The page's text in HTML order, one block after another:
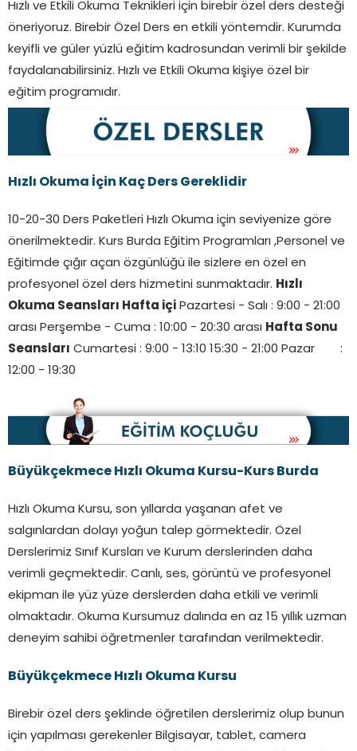
Fakat bu akşamın sakinliği, onu yaşayanların
kalbinde uzun süre silinmeyecek bir iz
bırakacaktı.
Hızlı ve Etkili Okuma Teknikleri için birebir özel ders desteği
öneriyoruz. Birebir Özel Ders en etkili yöntemdir. Kurumda
keyifli ve güler yüzlü eğitim kadrosundan verimli bir şekilde
faydalanabilirsiniz. Hızlı ve Etkili Okuma kişiye özel bir
eğitim programıdır.
Hızlı Okuma İçin Kaç Ders Gereklidir
10-20-30 Ders Paketleri Hızlı Okuma için seviyenize göre
önerilmektedir. Kurs Burda Eğitim Programları ,Personel ve
Eğitimde çığır açan özgünlüğü ile sizlere en özel en
profesyonel özel ders hizmetini sunmaktadır. Hızlı
Okuma Seansları Hafta içi Pazartesi - Salı : 9:00 - 21:00
arası Perşembe - Cuma : 10:00 - 20:30 arası Hafta Sonu
Seansları Cumartesi : 9:00 - 13:10 15:30 - 21:00 Pazar :
12:00 - 19:30
Büyükçekmece Hızlı Okuma Kursu-Kurs Burda
Hızlı Okuma Kursu, son yıllarda yaşanan afet ve
salgınlardan dolayı yoğun talep görmektedir. Özel
Derslerimiz Sınıf Kursları ve Kurum derslerinden daha
verimli geçmektedir. Canlı, ses, görüntü ve profesyonel
ekipman ile yüz yüze derslerden daha etkili ve verimli
olmaktadır. Okuma Kursumuz dalında en az 15 yıllık uzman
deneyim sahibi öğretmenler tarafından verilmektedir.
Büyükçekmece Hızlı Okuma Kursu
Birebir özel ders şeklinde öğretilen derslerimiz olup bunun
için yapılması gerekenler Bilgisayar, tablet, camera